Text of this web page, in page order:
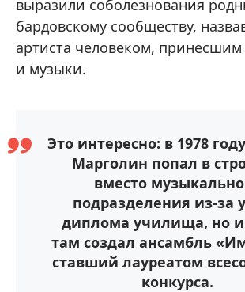
выразили соболезнования
бардовскому сообществу,
артиста человеком, принесшим
и музыки.
Это интересно: в 1978
Марголин попал в
вместо
подразделения из-за
диплома училища, но
там создал ансамбль
ставший лауреатом
конкурса.